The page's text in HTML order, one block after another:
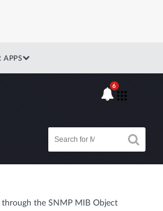
APPS
6
through the SNMP MIB Object